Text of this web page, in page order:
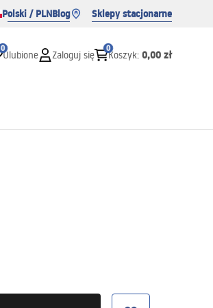
Polski / PLNBlog Sklepy stacjonarne
0
Ulubione Zaloguj się
0
Koszyk: 0,00 zł